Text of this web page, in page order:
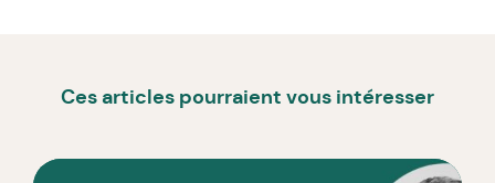
Ces articles pourraient vous intéresser